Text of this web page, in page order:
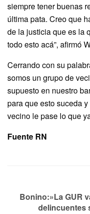
siempre tener buenas
última pata. Creo que
de la justicia que es la
todo esto acá”, afirmó
Cerrando con su
somos un grupo de
supuesto en nuestro
para que esto suceda
vecino le pase lo que
Fuente RN
Bonino:»La GUR
delincuentes